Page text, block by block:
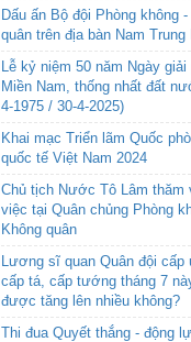
Dấu ấn Bộ đội Phòng không
quân trên địa bàn Nam Trung
Lễ kỷ niệm 50 năm Ngày giải
Miền Nam, thống nhất đất
4-1975 / 30-4-2025)
Khai mạc Triển lãm Quốc
quốc tế Việt Nam 2024
Chủ tịch Nước Tô Lâm thăm
việc tại Quân chủng Phòng
Không quân
Lương sĩ quan Quân đội cấp
cấp tá, cấp tướng tháng 7
được tăng lên nhiều không?
Thi đua Quyết thắng - động